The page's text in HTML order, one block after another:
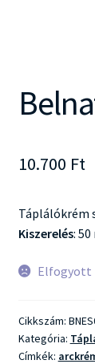
10.700 Ft
Táplálókrém
Kiszerelés:
Elfogyott
Cikkszám:
Kategória:
Címkék: